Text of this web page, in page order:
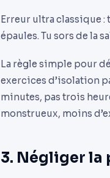
Erreur ultra classique :
épaules. Tu sors de la
La règle simple pour
exercices d’isolation
minutes, pas trois
monstrueux, moins
3. Négliger la